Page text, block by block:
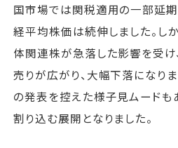
国市場では関税適用の一部延
経平均株価は続伸しました。し
体関連株が急落した影響を受け
売りが広がり、大幅下落になり
の発表を控えた様子見ムードも
割り込む展開となりました。